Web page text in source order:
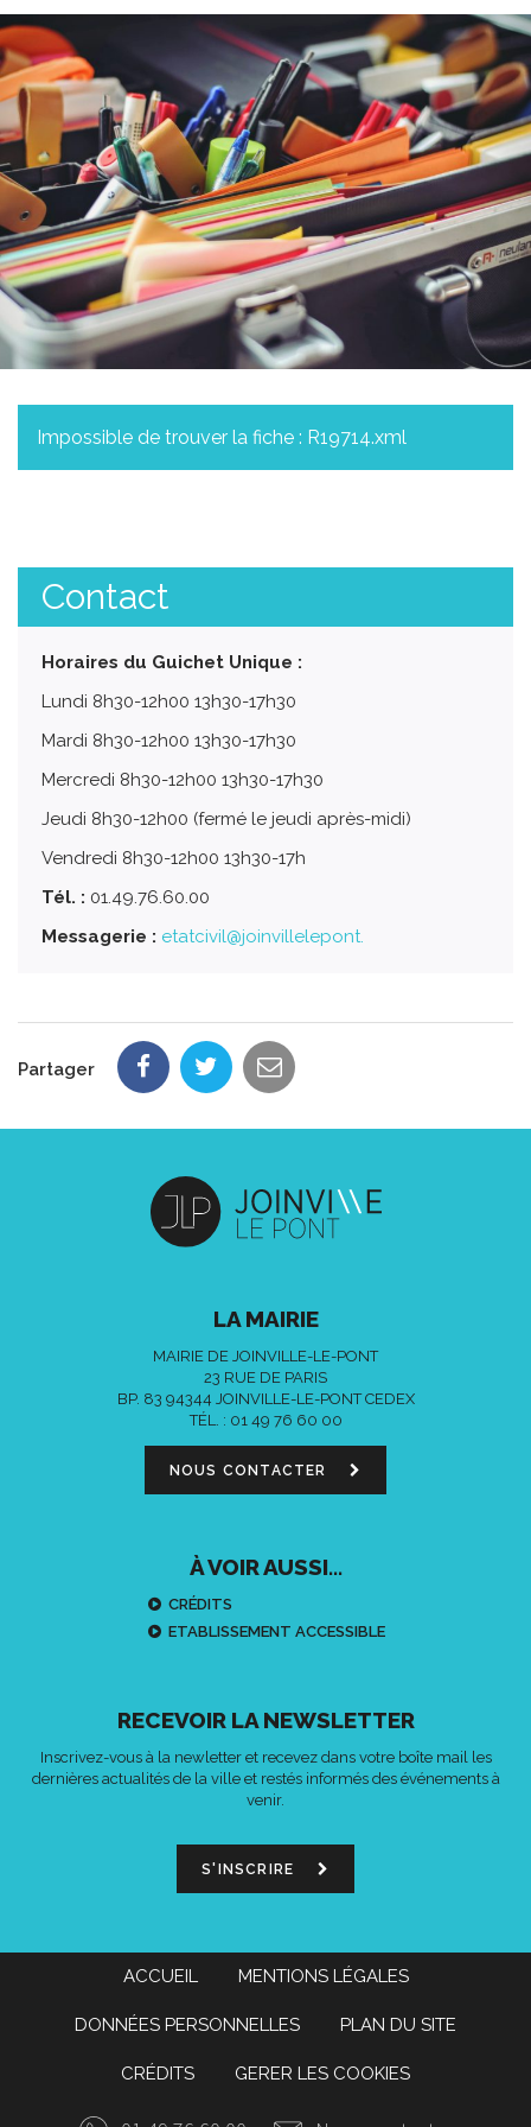
Impossible de trouver la fiche : R19714.xml
Contact
Horaires du Guichet Unique :
Lundi 8h30-12h00 13h30-17h30
Mardi 8h30-12h00 13h30-17h30
Mercredi 8h30-12h00 13h30-17h30
Jeudi 8h30-12h00 (fermé le jeudi après-midi)
Vendredi 8h30-12h00 13h30-17h
Tél. : 01.49.76.60.00
Messagerie : etatcivil@joinvillelepont.
Partager
LA MAIRIE
MAIRIE DE JOINVILLE-LE-PONT
23 RUE DE PARIS
BP. 83 94344 JOINVILLE-LE-PONT CEDEX
TÉL. : 01 49 76 60 00
NOUS CONTACTER
À VOIR AUSSI...
CRÉDITS
ETABLISSEMENT ACCESSIBLE
RECEVOIR LA NEWSLETTER
Inscrivez-vous à la newletter et recevez dans votre boîte mail les
dernières actualités de la ville et restés informés des événements à
venir.
S'INSCRIRE
ACCUEIL MENTIONS LÉGALES
DONNÉES PERSONNELLES PLAN DU SITE
CRÉDITS GERER LES COOKIES